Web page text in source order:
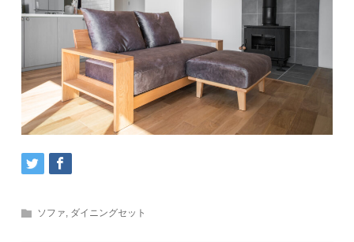
ソファ, ダイニングセット